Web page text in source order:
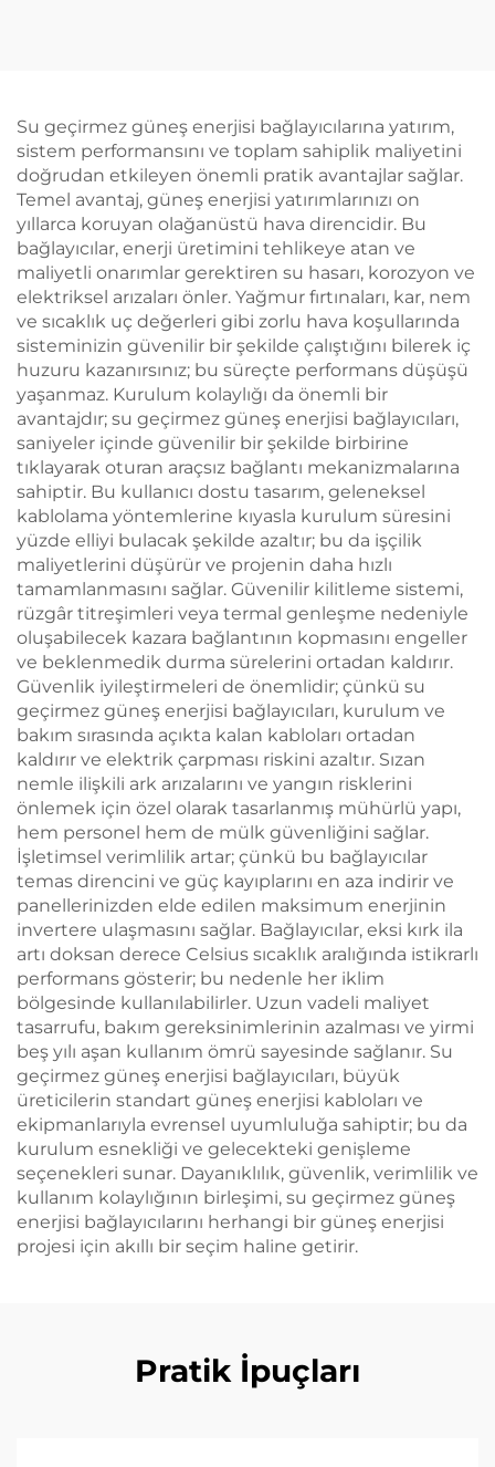
Su geçirmez güneş enerjisi bağlayıcılarına yatırım,
sistem performansını ve toplam sahiplik maliyetini
doğrudan etkileyen önemli pratik avantajlar sağlar.
Temel avantaj, güneş enerjisi yatırımlarınızı on
yıllarca koruyan olağanüstü hava direncidir. Bu
bağlayıcılar, enerji üretimini tehlikeye atan ve
maliyetli onarımlar gerektiren su hasarı, korozyon ve
elektriksel arızaları önler. Yağmur fırtınaları, kar, nem
ve sıcaklık uç değerleri gibi zorlu hava koşullarında
sisteminizin güvenilir bir şekilde çalıştığını bilerek iç
huzuru kazanırsınız; bu süreçte performans düşüşü
yaşanmaz. Kurulum kolaylığı da önemli bir
avantajdır; su geçirmez güneş enerjisi bağlayıcıları,
saniyeler içinde güvenilir bir şekilde birbirine
tıklayarak oturan araçsız bağlantı mekanizmalarına
sahiptir. Bu kullanıcı dostu tasarım, geleneksel
kablolama yöntemlerine kıyasla kurulum süresini
yüzde elliyi bulacak şekilde azaltır; bu da işçilik
maliyetlerini düşürür ve projenin daha hızlı
tamamlanmasını sağlar. Güvenilir kilitleme sistemi,
rüzgâr titreşimleri veya termal genleşme nedeniyle
oluşabilecek kazara bağlantının kopmasını engeller
ve beklenmedik durma sürelerini ortadan kaldırır.
Güvenlik iyileştirmeleri de önemlidir; çünkü su
geçirmez güneş enerjisi bağlayıcıları, kurulum ve
bakım sırasında açıkta kalan kabloları ortadan
kaldırır ve elektrik çarpması riskini azaltır. Sızan
nemle ilişkili ark arızalarını ve yangın risklerini
önlemek için özel olarak tasarlanmış mühürlü yapı,
hem personel hem de mülk güvenliğini sağlar.
İşletimsel verimlilik artar; çünkü bu bağlayıcılar
temas direncini ve güç kayıplarını en aza indirir ve
panellerinizden elde edilen maksimum enerjinin
invertere ulaşmasını sağlar. Bağlayıcılar, eksi kırk ila
artı doksan derece Celsius sıcaklık aralığında istikrarlı
performans gösterir; bu nedenle her iklim
bölgesinde kullanılabilirler. Uzun vadeli maliyet
tasarrufu, bakım gereksinimlerinin azalması ve yirmi
beş yılı aşan kullanım ömrü sayesinde sağlanır. Su
geçirmez güneş enerjisi bağlayıcıları, büyük
üreticilerin standart güneş enerjisi kabloları ve
ekipmanlarıyla evrensel uyumluluğa sahiptir; bu da
kurulum esnekliği ve gelecekteki genişleme
seçenekleri sunar. Dayanıklılık, güvenlik, verimlilik ve
kullanım kolaylığının birleşimi, su geçirmez güneş
enerjisi bağlayıcılarını herhangi bir güneş enerjisi
projesi için akıllı bir seçim haline getirir.
Pratik İpuçları